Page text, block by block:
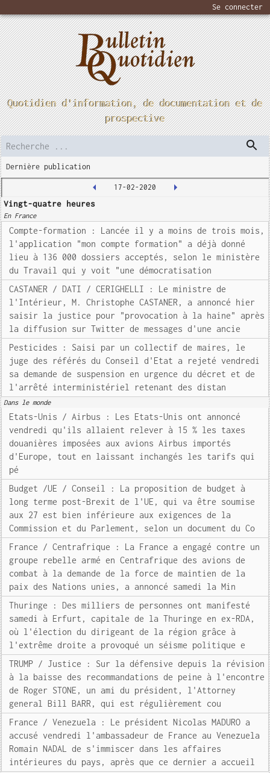
Se connecter
Quotidien d'information, de documentation et de
prospective
Dernière publication
17-02-2020
Vingt-quatre heures
En France
Compte-formation : Lancée il y a moins de trois mois,
l'application "mon compte formation" a déjà donné
lieu à 136 000 dossiers acceptés, selon le ministère
du Travail qui y voit "une démocratisation
CASTANER / DATI / CERIGHELLI : Le ministre de
l'Intérieur, M. Christophe CASTANER, a annoncé hier
saisir la justice pour "provocation à la haine" après
la diffusion sur Twitter de messages d'une ancie
Pesticides : Saisi par un collectif de maires, le
juge des référés du Conseil d'Etat a rejeté vendredi
sa demande de suspension en urgence du décret et de
l'arrêté interministériel retenant des distan
Dans le monde
Etats-Unis / Airbus : Les Etats-Unis ont annoncé
vendredi qu'ils allaient relever à 15 % les taxes
douanières imposées aux avions Airbus importés
d'Europe, tout en laissant inchangés les tarifs qui
pé
Budget /UE / Conseil : La proposition de budget à
long terme post-Brexit de l'UE, qui va être soumise
aux 27 est bien inférieure aux exigences de la
Commission et du Parlement, selon un document du Co
France / Centrafrique : La France a engagé contre un
groupe rebelle armé en Centrafrique des avions de
combat à la demande de la force de maintien de la
paix des Nations unies, a annoncé samedi la Min
Thuringe : Des milliers de personnes ont manifesté
samedi à Erfurt, capitale de la Thuringe en ex-RDA,
où l'élection du dirigeant de la région grâce à
l'extrême droite a provoqué un séisme politique e
TRUMP / Justice : Sur la défensive depuis la révision
à la baisse des recommandations de peine à l'encontre
de Roger STONE, un ami du président, l'Attorney
general Bill BARR, qui est régulièrement cou
France / Venezuela : Le président Nicolas MADURO a
accusé vendredi l'ambassadeur de France au Venezuela
Romain NADAL de s'immiscer dans les affaires
intérieures du pays, après que ce dernier a accueil